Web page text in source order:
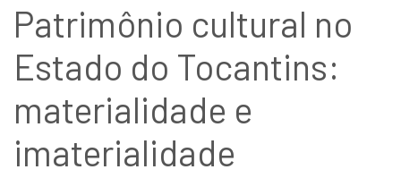
Patrimônio cultural no
Estado do Tocantins:
materialidade e
imaterialidade